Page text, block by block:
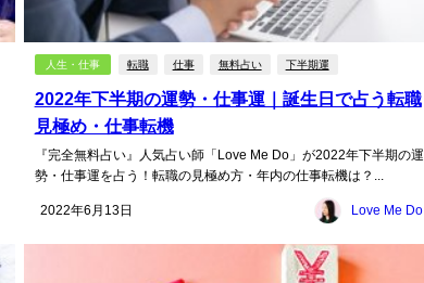
人生・仕事 転職 仕事 無料占い 下半期運
2022年下半期の運勢・仕事運｜誕生日で占う転職
見極め・仕事転機
『完全無料占い』人気占い師「Love Me Do」が2022年下半期の運
勢・仕事運を占う！転職の見極め方・年内の仕事転機は？...
2022年6月13日 Love Me Do